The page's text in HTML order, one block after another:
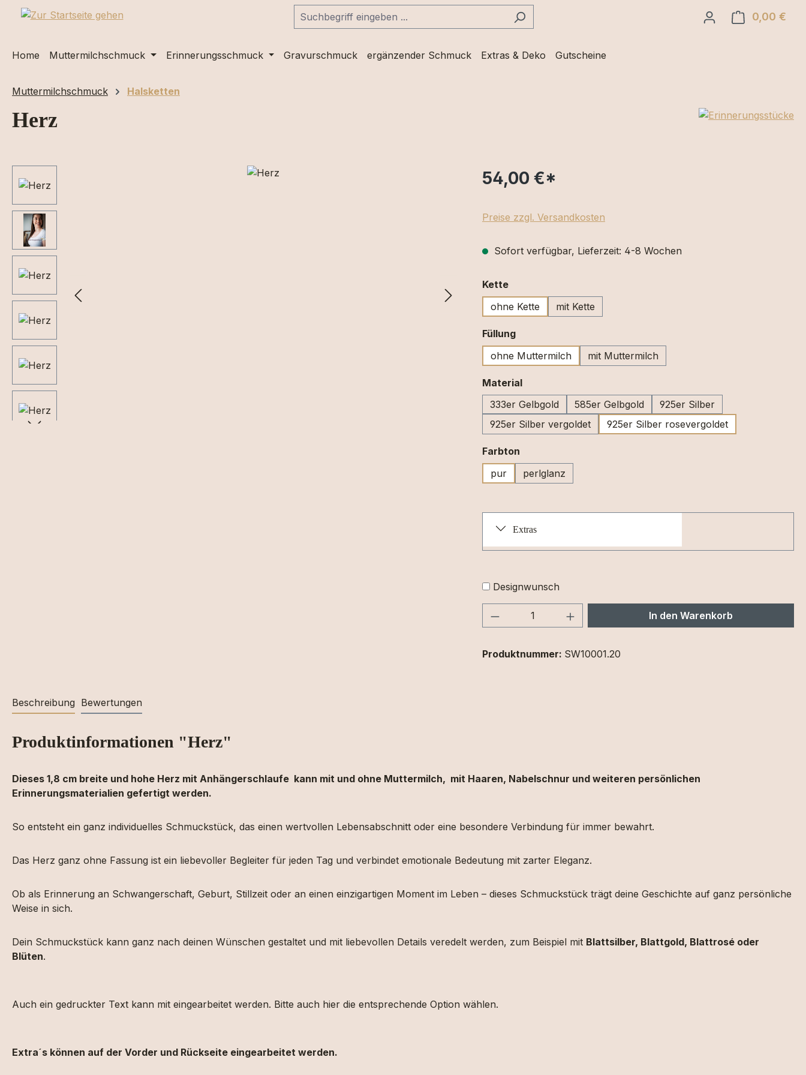
Hauptinhalt springen
Zur Suche springen
Zur Hauptnavigation springen 0,00 €
Home Muttermilchschmuck Erinnerungsschmuck Gravurschmuck ergänzender Schmuck Extras & Deko Gutscheine
Muttermilchschmuck Halsketten
Herz
54,00 €*
Preise zzgl. Versandkosten
Sofort verfügbar, Lieferzeit: 4-8 Wochen
Ketteauswählen
ohne Kette
mit Kette
Füllungauswählen
ohne Muttermilch
mit Muttermilch
Materialauswählen
333er Gelbgold
585er Gelbgold
925er Silber
925er Silber vergoldet
925er Silber rosevergoldet
Farbton
pur
perlglanz
Extras
Designwunsch
Produkt Anzahl: Gib den gewünschten Wert
In den Warenkorb
Produktnummer: SW10001.20
Beschreibung Bewertungen
Produktinformationen "Herz"
Dieses 1,8 cm breite und hohe Herz mit Anhängerschlaufe kann mit und ohne Muttermilch, mit Haaren, Nabelschnur und weiteren persönlichen
Erinnerungsmaterialien gefertigt werden.
So entsteht ein ganz individuelles Schmuckstück, das einen wertvollen Lebensabschnitt oder eine besondere Verbindung für immer bewahrt.
Das Herz ganz ohne Fassung ist ein liebevoller Begleiter für jeden Tag und verbindet emotionale Bedeutung mit zarter Eleganz.
Ob als Erinnerung an Schwangerschaft, Geburt, Stillzeit oder an einen einzigartigen Moment im Leben – dieses Schmuckstück trägt deine Geschichte auf ganz persönliche
Weise in sich.
Dein Schmuckstück kann ganz nach deinen Wünschen gestaltet und mit liebevollen Details veredelt werden, zum Beispiel mit Blattsilber, Blattgold, Blattrosé oder
Blüten.
Auch ein gedruckter Text kann mit eingearbeitet werden. Bitte auch hier die entsprechende Option wählen.
Extra´s können auf der Vorder und Rückseite eingearbeitet werden.